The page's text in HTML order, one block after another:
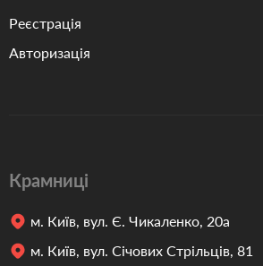
Реєстрація
Авторизація
Крамниці
м. Київ, вул. Є. Чикаленко, 20а
м. Київ, вул. Січових Стрільців, 81